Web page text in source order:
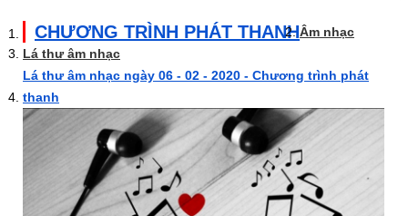
CHƯƠNG TRÌNH PHÁT THANHÂm nhạc
Lá thư âm nhạc
Lá thư âm nhạc ngày 06 - 02 - 2020 - Chương trình phát
thanh